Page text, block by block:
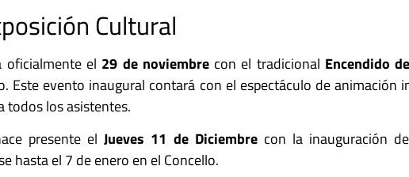
Cultural
oficialmente el 29 de noviembrecon el tradicional Encendido
Este evento inaugural contará con el espectáculo de animación
todos los asistentes.
presente elJueves 11 de Diciembrecon la inauguración
hasta el 7 de enero en el Concello.